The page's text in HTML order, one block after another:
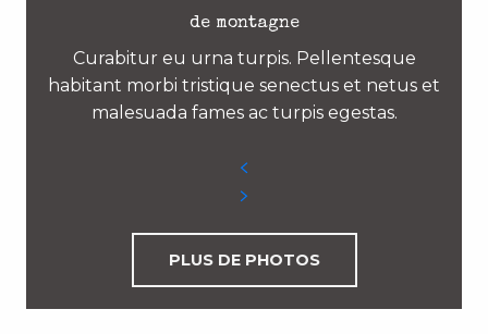
de montagne
Curabitur eu urna turpis. Pellentesque
habitant morbi tristique senectus et netus et
malesuada fames ac turpis egestas.
PLUS DE PHOTOS